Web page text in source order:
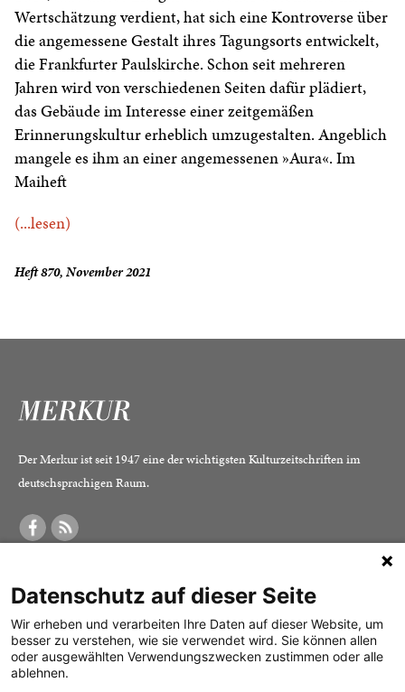
Wertschätzung verdient, hat sich eine Kontroverse über
die angemessene Gestalt ihres Tagungsorts entwickelt,
die Frankfurter Paulskirche. Schon seit mehreren
Jahren wird von verschiedenen Seiten dafür plädiert,
das Gebäude im Interesse einer zeitgemäßen
Erinnerungskultur erheblich umzugestalten. Angeblich
mangele es ihm an einer angemessenen »Aura«. Im
Maiheft
(...lesen)
Heft 870, November 2021
Der Merkur ist seit 1947 eine der wichtigsten Kulturzeitschriften im
deutschsprachigen Raum.
Was ist der Merkur?
Herausgeber /
Redaktion
Verlag
Alle Abos im Überblick
Print-Abo
Digital-Abo
Impressum
Datenschutz
Mediadaten
Datenschutz auf dieser Seite
Wir erheben und verarbeiten Ihre Daten auf dieser Website, um
besser zu verstehen, wie sie verwendet wird. Sie können allen
oder ausgewählten Verwendungszwecken zustimmen oder alle
ablehnen.